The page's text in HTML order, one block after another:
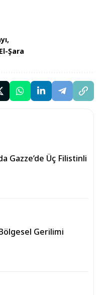
Şara
Gazze’de Üç Filistinli
Gerilimi